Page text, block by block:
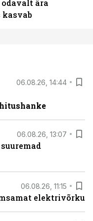
odavalt ära
kasvab
06.08.26, 14:44
06.08.26, 13:07
06.08.26, 11:15
elektrivõrku